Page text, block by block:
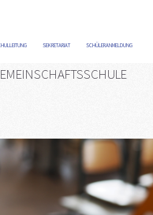
SEKRETARIAT SCHÜLERANMELDUNG